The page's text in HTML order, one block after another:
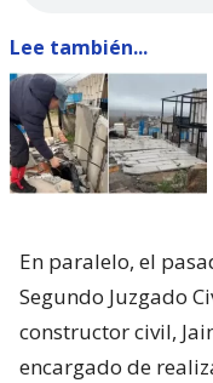
Lee también...
En paralelo, el
Segundo Juzgado
constructor civil,
encargado de